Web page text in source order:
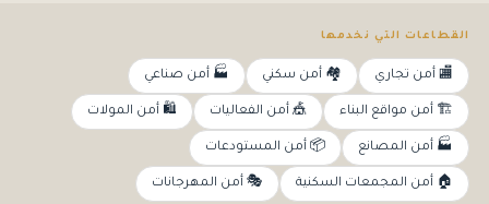
القطاعات التي نخدمها
🏬 أمن تجاري 🏘️ أمن سكني 🏭 أمن صناعي
🏗️ أمن مواقع البناء 🎪 أمن الفعاليات 🛍️ أمن المولات
🏭 أمن المصانع 📦 أمن المستودعات
🏠 أمن المجمعات السكنية 🎭 أمن المهرجانات